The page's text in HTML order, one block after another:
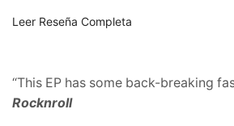
Leer Reseña Completa
“This EP has some back-breaking
Rocknroll